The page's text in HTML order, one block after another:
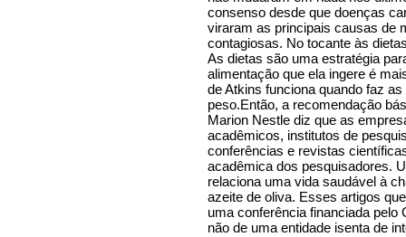
consenso desde que doenças
viraram as principais causas de
contagiosas. No tocante às
As dietas são uma estratégia
alimentação que ela ingere é
de Atkins funciona quando faz
peso.Então, a recomendação
Marion Nestle diz que as
acadêmicos, institutos de
conferências e revistas
acadêmica dos pesquisadores.
relaciona uma vida saudável à
azeite de oliva. Esses artigos
uma conferência financiada pelo
não de uma entidade isenta de